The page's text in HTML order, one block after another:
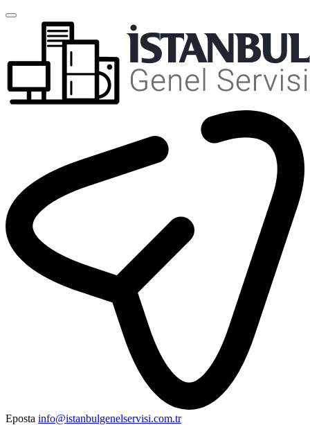
Eposta info@istanbulgenelservisi.com.tr